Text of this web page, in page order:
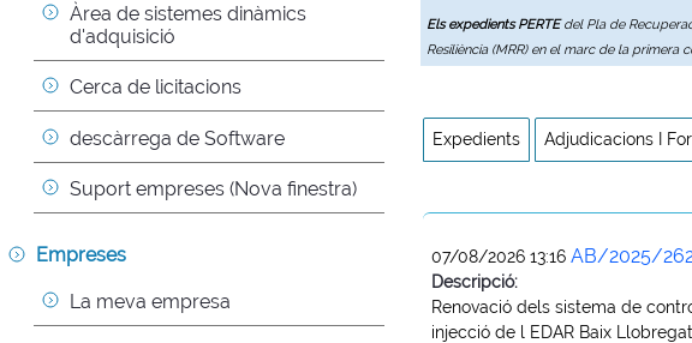
Els expedients PERTEdel Pla de
Resiliència (MRR) en el marc de la primera
Àrea de sistemes dinàmics
d'adquisició
Cerca de licitacions
descàrrega de Software
Suport empreses (Nova finestra)
Empreses
La meva empresa
Expedients Adjudicacions I
07/08/2026 13:16 AB/2025/
Descripció:
Renovació dels sistema de
injecció de l EDAR Baix Llobregat